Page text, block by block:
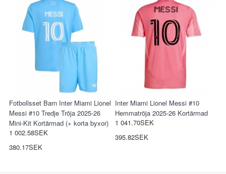
Fotbollsset Barn Inter Miami Lionel
Messi #10 Tredje Tröja 2025-26
Mini-Kit Kortärmad (+ korta byxor)
1 002.58SEK
380.17SEK
Inter Miami Lionel Messi #10
Hemmatröja 2025-26 Kortärmad
1 041.70SEK
395.82SEK